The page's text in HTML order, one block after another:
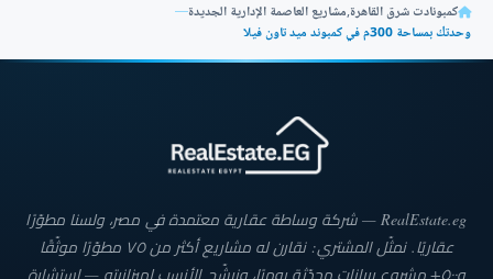
كمبونادت شرق القاهرة,مشاريع العاصمة الإدارية الجديدة—
وحدتك بمساحة 300م في كمبوند ميد تاون فيلا
RealEstate.eg — شركة وساطة عقارية معتمدة في مصر، ولسنا مطوّرًا
عقاريًا. نمثّل المشتري: نقارن له مشاريع أكثر من ٧٥ مطوّرًا موثّقًا
و٥٠٠+ مشروع ببيانات محدّثة يوميًا، ونرشّح الأنسب لميزانيته — استشارة